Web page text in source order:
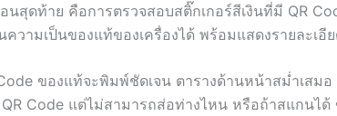
นสุดท้าย คือการตรวจสอบสติ๊กเกอร์สีเงินที่มี QR
ความเป็นของแท้ของเครื่องได้ พร้อมแสดงรายละเอี
ของแท้จะพิมพ์ชัดเจน ตารางด้านหน้าสม่ำเส
Code แต่ไม่สามารถส่อท่างไหน หรือถ้าสแกน